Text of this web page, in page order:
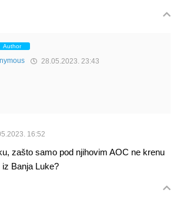
Author
28.05.2023. 23:43
16:52
zašto samo pod njihovim AOC ne krenu
iz Banja Luke?